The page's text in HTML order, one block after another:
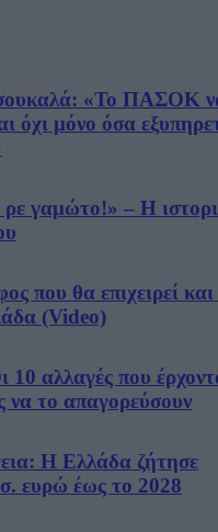
«Το ΠΑΣΟΚ
όχι μόνο όσα
γαμώτο!» – Η
που θα επιχειρεί
(Video)
αλλαγές που
να το απαγορεύσουν
Η Ελλάδα ζήτησε
ευρώ έως το 2028